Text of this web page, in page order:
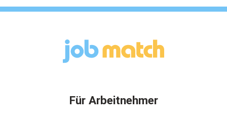
Für Arbeitnehmer